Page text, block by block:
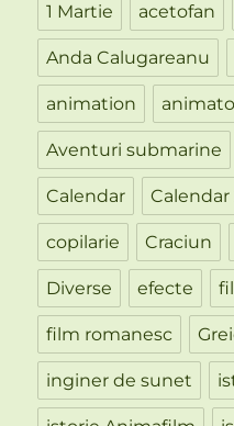
1 Martie acetofan
Anda Calugareanu
animation
Aventuri submarine
Calendar Calendar
copilarie Craciun
Diverse efecte
film romanesc
inginer de sunet